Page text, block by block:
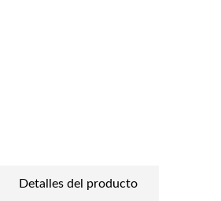
Detalles del producto